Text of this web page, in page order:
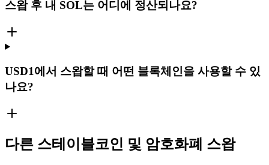
스왑 후 내 SOL는 어디에 정산되나요?
USD1에서 스왑할 때 어떤 블록체인을 사용할 수 있
나요?
다른 스테이블코인 및 암호화폐 스왑